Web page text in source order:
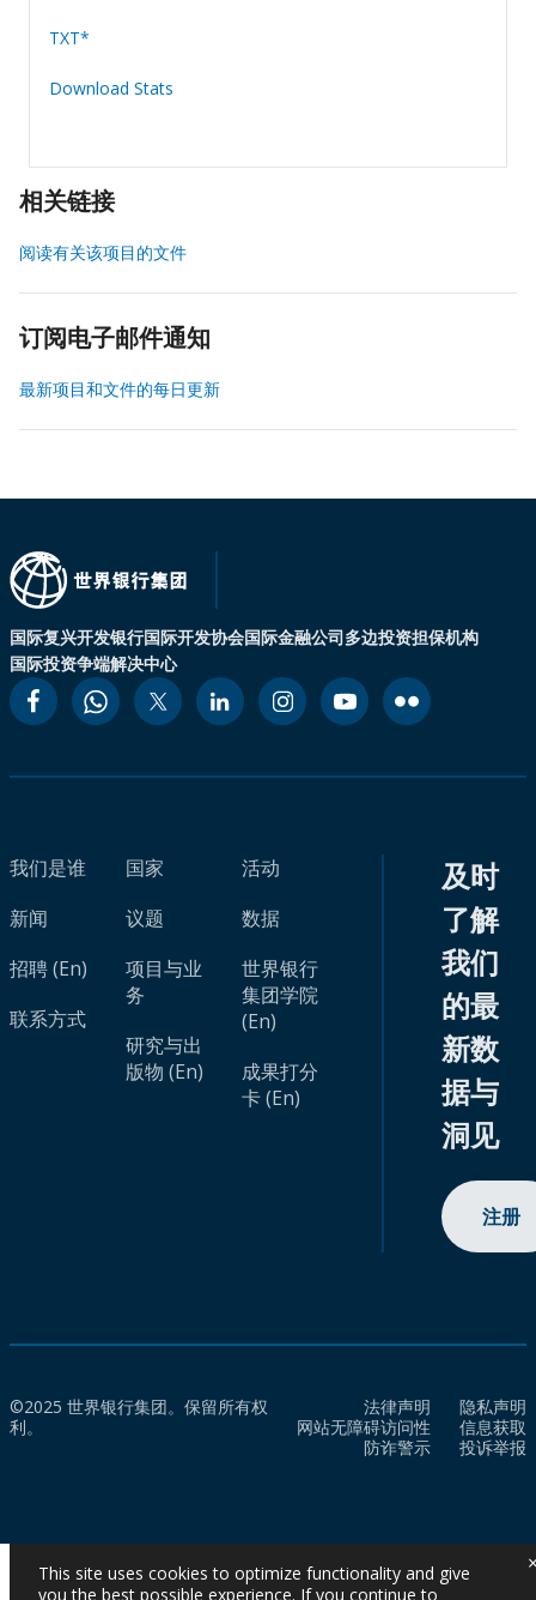
TXT*
Download Stats
相关链接
阅读有关该项目的文件
订阅电子邮件通知
最新项目和文件的每日更新
国际复兴开发银行国际开发协会国际金融公司多边投资担保机构
国际投资争端解决中心
我们是谁
新闻
招聘 (En)
联系方式
国家
议题
项目与业
务
研究与出
版物 (En)
活动
数据
世界银行
集团学院
(En)
成果打分
卡 (En)
及时
了解
我们
的最
新数
据与
洞见
注册
©2025 世界银行集团。保留所有权
利。
法律声明
隐私声明
网站无障碍访问性
信息获取
防诈警示
投诉举报
This site uses cookies to optimize functionality and give
you the best possible experience. If you continue to